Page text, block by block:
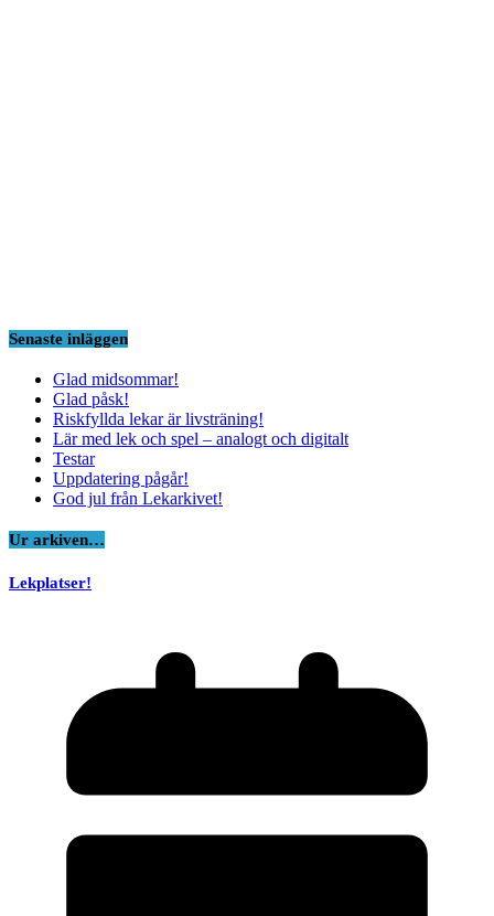
Senaste inläggen
Glad midsommar!
Glad påsk!
Riskfyllda lekar är livsträning!
Lär med lek och spel – analogt och digitalt
Testar
Uppdatering pågår!
God jul från Lekarkivet!
Ur arkiven…
Lekplatser!